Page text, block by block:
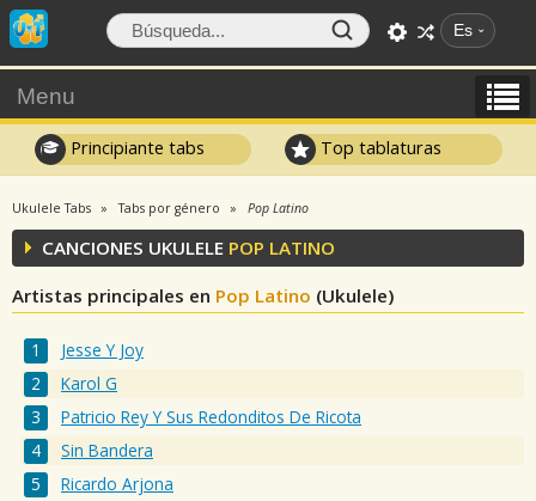
Es
Menu
Principiante tabs Top tablaturas
Ukulele Tabs Tabs por género Pop Latino
CANCIONES UKULELE POP LATINO
Artistas principales en Pop Latino (Ukulele)
Jesse Y Joy
Karol G
Patricio Rey Y Sus Redonditos De Ricota
Sin Bandera
Ricardo Arjona